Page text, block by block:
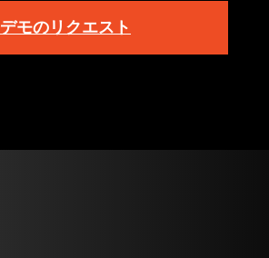
デモのリクエスト